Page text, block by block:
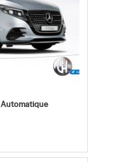
Automatique